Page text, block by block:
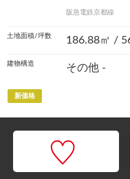
阪急電鉄京都線
土地面積/坪数 186.88㎡ /
建物構造 その他 -
新価格